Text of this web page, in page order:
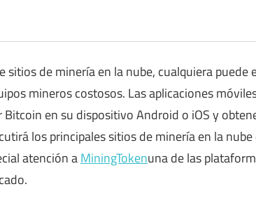
sitios de minería en la nube, cualquiera
mineros costosos. Las aplicaciones
en su dispositivo Android o iOS y
los principales sitios de minería en la
atención aMiningTokenuna de las